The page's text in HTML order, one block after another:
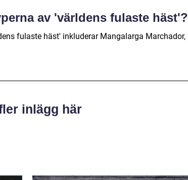
av 'världens fulaste häst'?
fulaste häst' inkluderar Mangalarga Marchador,
inlägg här